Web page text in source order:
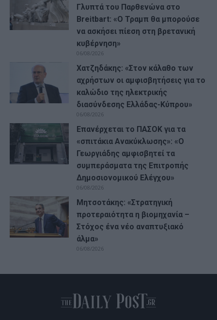
Γλυπτά του Παρθενώνα στο
Breitbart: «Ο Τραμπ θα μπορούσε
να ασκήσει πίεση στη βρετανική
κυβέρνηση»
06/08/2026
Χατζηδάκης: «Στον κάλαθο των
αχρήστων οι αμφισβητήσεις για το
καλώδιο της ηλεκτρικής
διασύνδεσης Ελλάδας-Κύπρου»
06/08/2026
Επανέρχεται το ΠΑΣΟΚ για τα
«σπιτάκια Ανακύκλωσης»: «Ο
Γεωργιάδης αμφισβητεί τα
συμπεράσματα της Επιτροπής
Δημοσιονομικού Ελέγχου»
06/08/2026
Μητσοτάκης: «Στρατηγική
προτεραιότητα η βιομηχανία –
Στόχος ένα νέο αναπτυξιακό
άλμα»
06/08/2026